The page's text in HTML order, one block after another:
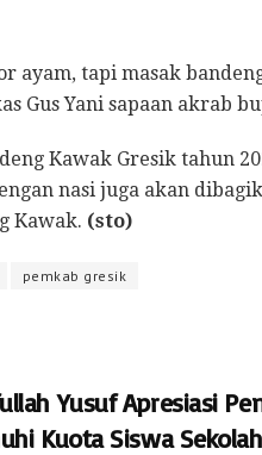
ayam, tapi masak
Gus Yani sapaan akrab
Kawak Gresik tahun
nasi juga akan
Kawak. (sto)
pemkab gresik
Yusuf Apresiasi
Kuota Siswa